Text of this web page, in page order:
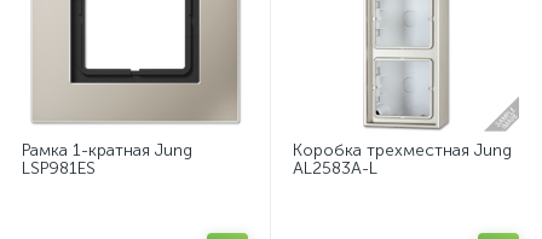
Рамка 1-кратная Jung
LSP981ES
Коробка трехместная Jung
AL2583A-L